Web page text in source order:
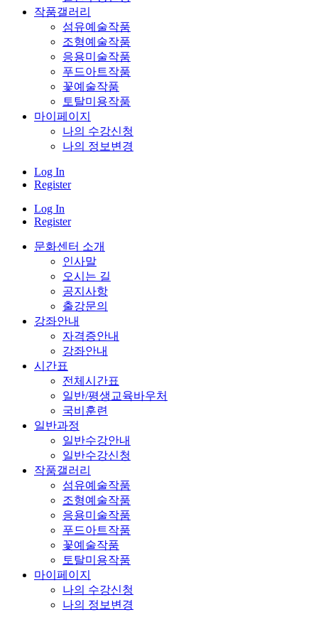
작품갤러리
섬유예술작품
조형예술작품
응용미술작품
푸드아트작품
꽃예술작품
토탈미용작품
마이페이지
나의 수강신청
나의 정보변경
Log In
Register
Log In
Register
문화센터 소개
인사말
오시는 길
공지사항
출강문의
강좌안내
자격증안내
강좌안내
시간표
전체시간표
일반/평생교육바우처
국비훈련
일반과정
일반수강안내
일반수강신청
작품갤러리
섬유예술작품
조형예술작품
응용미술작품
푸드아트작품
꽃예술작품
토탈미용작품
마이페이지
나의 수강신청
나의 정보변경